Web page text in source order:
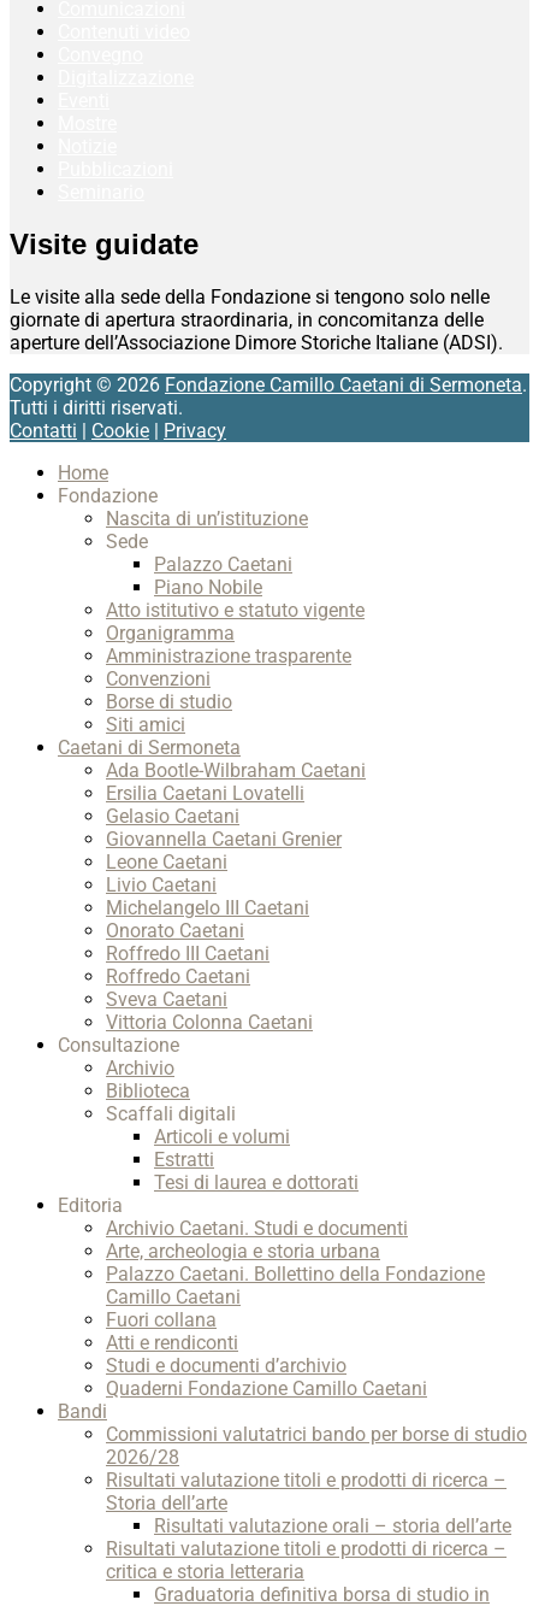
Visite guidate
Le visite alla sede della Fondazione si tengono solo nelle
giornate di apertura straordinaria, in concomitanza delle
aperture dell’Associazione Dimore Storiche Italiane (ADSI).
Copyright © 2026 Fondazione Camillo Caetani di Sermoneta.
Tutti i diritti riservati.
Contatti
Cookie
Privacy
Home
Fondazione
Nascita di un’istituzione
Sede
Palazzo Caetani
Piano Nobile
Atto istitutivo e statuto vigente
Organigramma
Amministrazione trasparente
Convenzioni
Borse di studio
Siti amici
Caetani di Sermoneta
Ada Bootle-Wilbraham Caetani
Ersilia Caetani Lovatelli
Gelasio Caetani
Giovannella Caetani Grenier
Leone Caetani
Livio Caetani
Michelangelo III Caetani
Onorato Caetani
Roffredo III Caetani
Roffredo Caetani
Sveva Caetani
Vittoria Colonna Caetani
Consultazione
Archivio
Biblioteca
Scaffali digitali
Articoli e volumi
Estratti
Tesi di laurea e dottorati
Editoria
Archivio Caetani. Studi e documenti
Arte, archeologia e storia urbana
Palazzo Caetani. Bollettino della Fondazione
Camillo Caetani
Fuori collana
Atti e rendiconti
Studi e documenti d’archivio
Quaderni Fondazione Camillo Caetani
Bandi
Commissioni valutatrici bando per borse di studio
2026/28
Risultati valutazione titoli e prodotti di ricerca –
Storia dell’arte
Risultati valutazione orali – storia dell’arte
Risultati valutazione titoli e prodotti di ricerca –
critica e storia letteraria
Graduatoria definitiva borsa di studio in